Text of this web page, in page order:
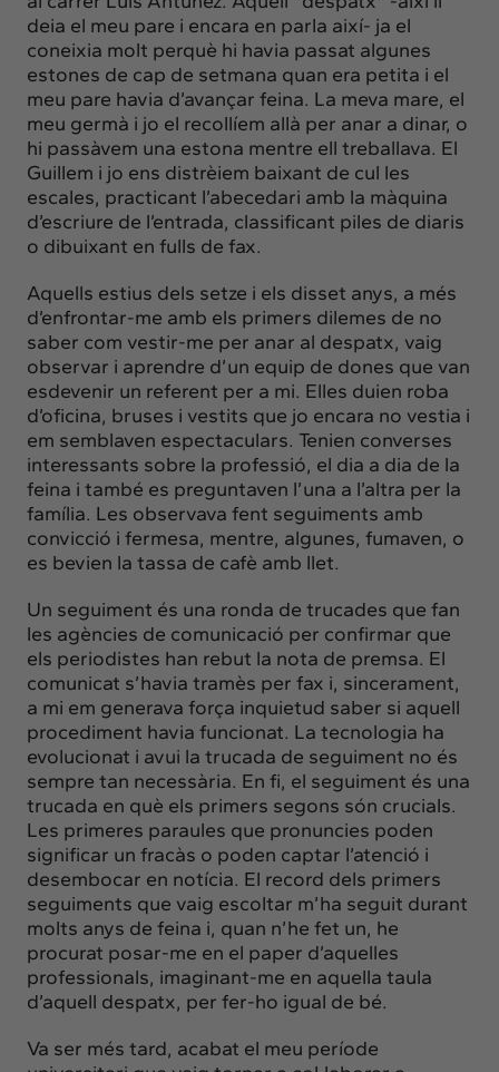
deia el meu pare i encara en parla així- ja el
coneixia molt perquè hi havia passat algunes
estones de cap de setmana quan era petita i el
meu pare havia d’avançar feina. La meva mare, el
meu germà i jo el recollíem allà per anar a dinar, o
hi passàvem una estona mentre ell treballava. El
Guillem i jo ens distrèiem baixant de cul les
escales, practicant l’abecedari amb la màquina
d’escriure de l’entrada, classificant piles de diaris
o dibuixant en fulls de fax.
Aquells estius dels setze i els disset anys, a més
d’enfrontar-me amb els primers dilemes de no
saber com vestir-me per anar al despatx, vaig
observar i aprendre d’un equip de dones que van
esdevenir un referent per a mi. Elles duien roba
d’oficina, bruses i vestits que jo encara no vestia i
em semblaven espectaculars. Tenien converses
interessants sobre la professió, el dia a dia de la
feina i també es preguntaven l’una a l’altra per la
família. Les observava fent seguiments amb
convicció i fermesa, mentre, algunes, fumaven, o
es bevien la tassa de cafè amb llet.
Un seguiment és una ronda de trucades que fan
les agències de comunicació per confirmar que
els periodistes han rebut la nota de premsa. El
comunicat s’havia tramès per fax i, sincerament,
a mi em generava força inquietud saber si aquell
procediment havia funcionat. La tecnologia ha
evolucionat i avui la trucada de seguiment no és
sempre tan necessària. En fi, el seguiment és una
trucada en què els primers segons són crucials.
Les primeres paraules que pronuncies poden
significar un fracàs o poden captar l’atenció i
desembocar en notícia. El record dels primers
seguiments que vaig escoltar m’ha seguit durant
molts anys de feina i, quan n’he fet un, he
procurat posar-me en el paper d’aquelles
professionals, imaginant-me en aquella taula
d’aquell despatx, per fer-ho igual de bé.
Va ser més tard, acabat el meu període